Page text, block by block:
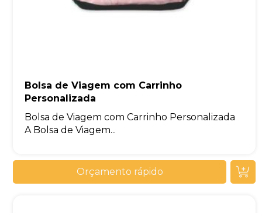
Bolsa de Viagem com Carrinho
Personalizada
Bolsa de Viagem com Carrinho Personalizada
A Bolsa de Viagem...
Orçamento rápido